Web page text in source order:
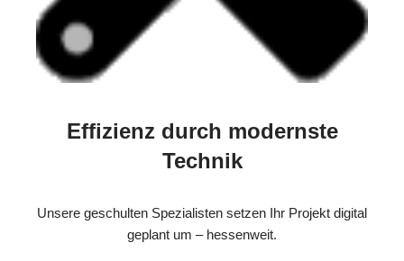
Effizienz durch modernste
Technik
Unsere geschulten Spezialisten setzen Ihr Projekt digital
geplant um – hessenweit.